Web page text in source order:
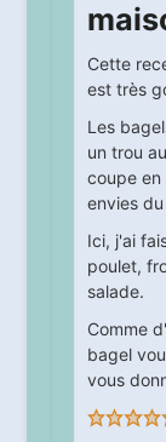
Cette
est très
Les
un trou
coupe en
envies
Ici, j'ai
poulet,
salade.
Comme
bagel
vous